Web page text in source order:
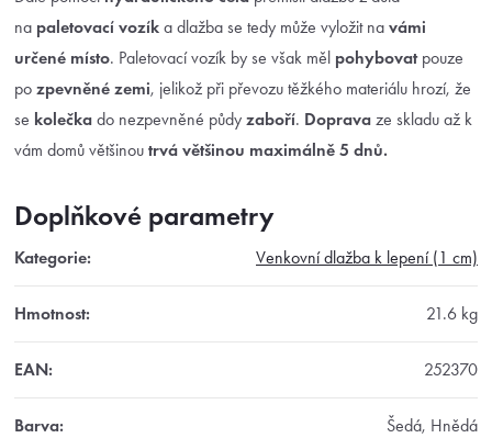
na paletovací vozík a dlažba se tedy může vyložit na vámi
určené místo. Paletovací vozík by se však měl pohybovatpouze
po zpevněné zemi, jelikož při převozu těžkého materiálu hrozí, že
se kolečka do nezpevněné půdy zaboří. Doprava ze skladu až k
vám domů většinou trvá většinou maximálně 5 dnů.
Doplňkové parametry
Kategorie: Venkovní dlažba k lepení (1 cm)
Hmotnost: 21.6 kg
EAN: 252370
Barva: Šedá, Hnědá